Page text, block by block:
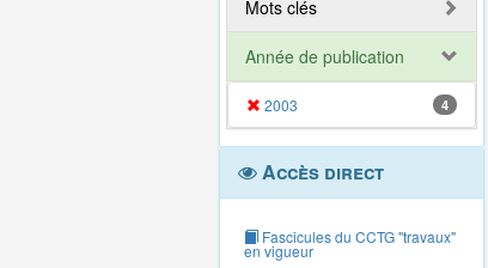
Mots clés
Année de publication
2003 4
Accès direct
Fascicules du CCTG "travaux"
en vigueur